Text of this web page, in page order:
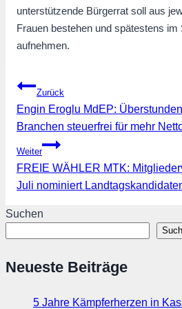
unterstützende Bürgerrat soll aus
Frauen bestehen und spätestens im
aufnehmen.
Beitragsnavigation
Zurück
Engin Eroglu MdEP:
Branchen steuerfrei für mehr
Weiter
FREIE WÄHLER MTK:
Juli nominiert
Suchen
Neueste Beiträge
5 Jahre Kämpferherzen in